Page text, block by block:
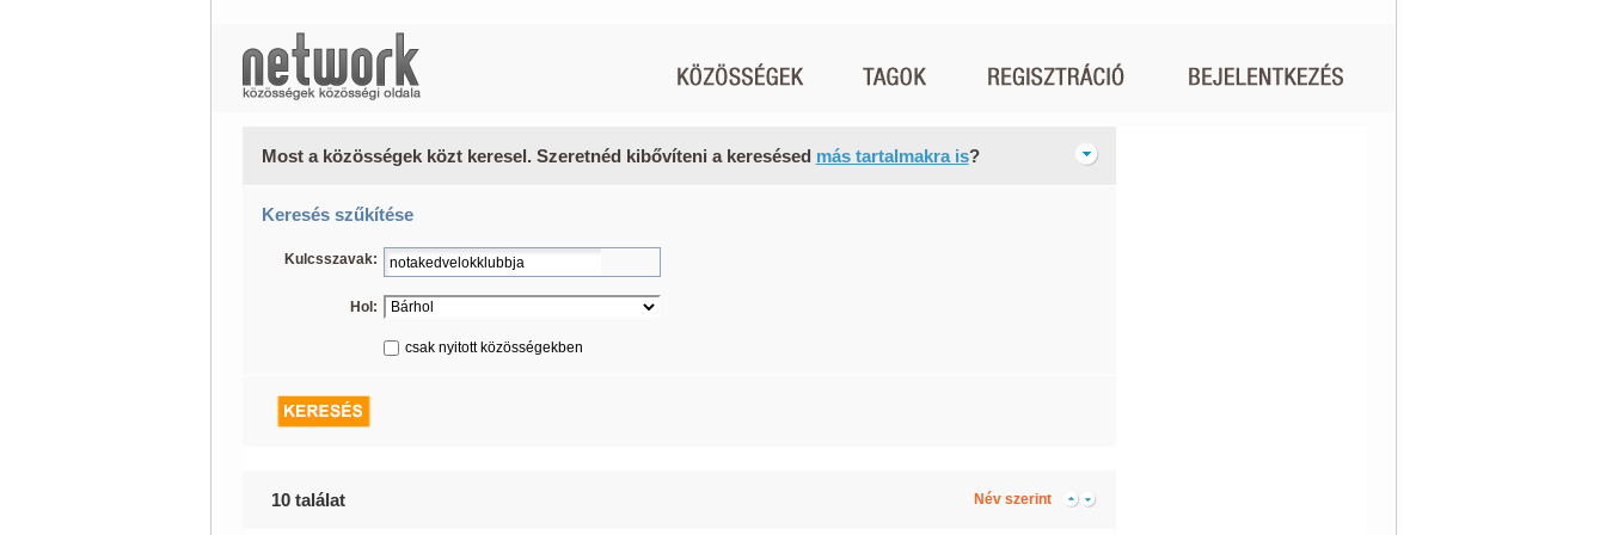
Most a közösségek közt keresel. Szeretnéd kibővíteni a keresésed más tartalmakra is?
Keresés szűkítése
Kulcsszavak:
Hol:
csak nyitott közösségekben
10 találat Név szerint